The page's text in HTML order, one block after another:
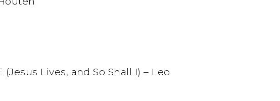
Lives, and So Shall I) – Leo